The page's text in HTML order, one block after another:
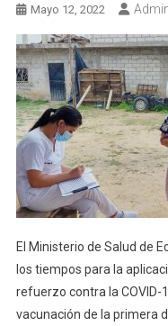
Mayo 12, 2022
El Ministerio de Salud de
los tiempos para la
refuerzo contra la COVID-
vacunación de la primera